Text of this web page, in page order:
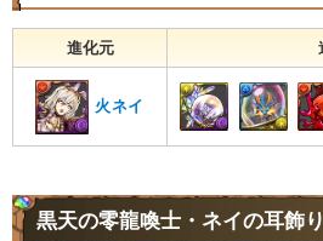
進化元
火ネイ
黒天の零龍喚士・ネイの耳飾